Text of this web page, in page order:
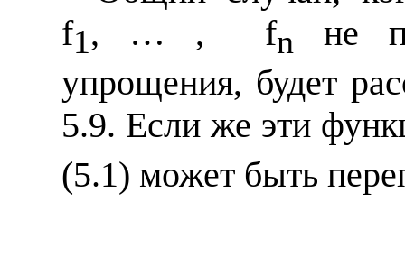
f1, … , fn не
упрощения, будет
5.9. Если же эти
(5.1) может быть